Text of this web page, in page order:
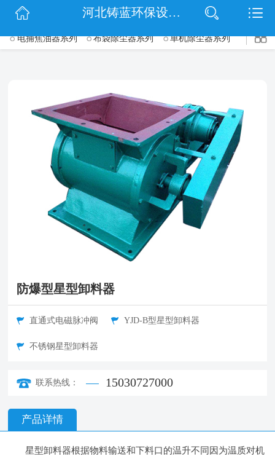
$(function() { $('.wrapper').navbarscroll(); });
网站首页
产品展示
扫码关注
联系我们
河北铸蓝环保设备有限公司
电捕焦油器系列 布袋除尘器系列 单机除尘器系列
滤筒除尘器系列 钢厂除尘器系列 脱硫脱硝除尘设备系列
UV光氧净化器系列 等离子净化器系列 催化燃烧设备系列
除尘配件系列
防爆型星型卸料器
直通式电磁脉冲阀 YJD-B型星型卸料器
不锈钢星型卸料器
联系热线： 15030727000
产品详情
星型卸料器根据物料输送和下料口的温升不同因为温质对机